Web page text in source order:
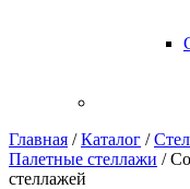
Главная /Каталог /
Палетные стеллажи /
стеллажей